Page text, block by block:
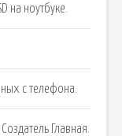
на ноутбуке.
с телефона.
Главная.